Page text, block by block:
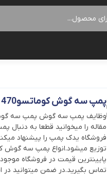
پمپ سه گوش کوماتسو470 اصلی
وظایف پمپ سه گوش پمپ سه گوش
مقاله را میخوانید قطعا به
فروشگاه یدک پمپ را پیشنهاد
تماس بگیرید.در ضمن میتوانید